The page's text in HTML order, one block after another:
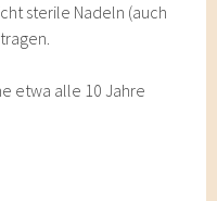
sterile Nadeln (auch
etwa alle 10 Jahre